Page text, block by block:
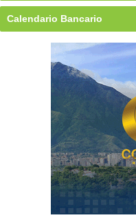
Calendario Bancario